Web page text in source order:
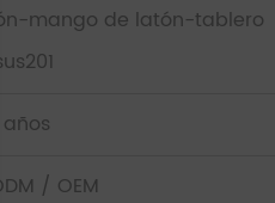
mango de latón-tablero
/ OEM